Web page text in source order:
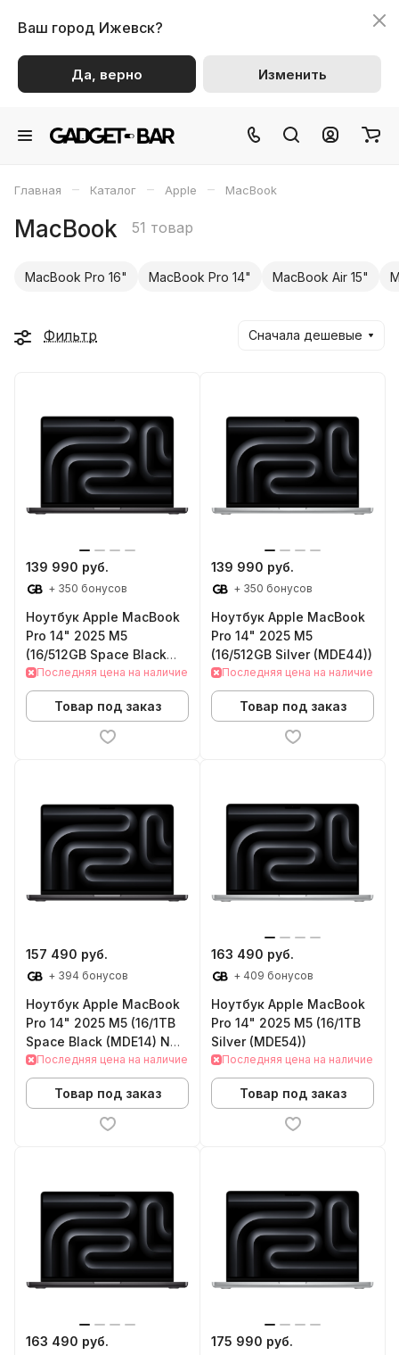
Ваш город Ижевск?
Да, верно Изменить
Главная – Каталог – Apple – MacBook
MacBook 51 товар
MacBook Pro 16" MacBook Pro 14" MacBook Air 15"
Фильтр Сначала дешевые
139 990 руб.
+ 350 бонусов
Ноутбук Apple MacBook
Pro 14" 2025 M5
(16/512GB Space Black
(MDE04))
Последняя цена на наличие
Товар под заказ
139 990 руб.
+ 350 бонусов
Ноутбук Apple MacBook
Pro 14" 2025 M5
(16/512GB Silver (MDE44))
Последняя цена на наличие
Товар под заказ
157 490 руб.
+ 394 бонусов
Ноутбук Apple MacBook
Pro 14" 2025 M5 (16/1TB
Space Black (MDE14) NO
POWER ADAPTER)
Последняя цена на наличие
Товар под заказ
163 490 руб.
+ 409 бонусов
Ноутбук Apple MacBook
Pro 14" 2025 M5 (16/1TB
Silver (MDE54))
Последняя цена на наличие
Товар под заказ
163 490 руб. 175 990 руб.